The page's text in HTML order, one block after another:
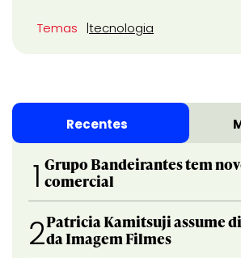
Temas tecnologia
Recentes
1 Grupo Bandeirantes tem
comercial
2Patricia Kamitsuji assume
da Imagem Filmes